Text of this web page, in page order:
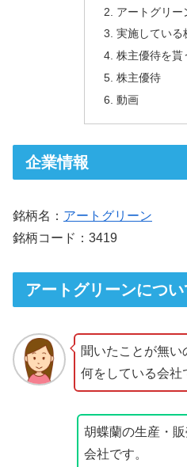
アートグリー
実施している
株主優待を貰
株主優待
動画
企業情報
銘柄名： アートグリーン
銘柄コード：3419
アートグリーンについ
聞いたことが無い
何をしている会社
胡蝶蘭の生産・
会社です。